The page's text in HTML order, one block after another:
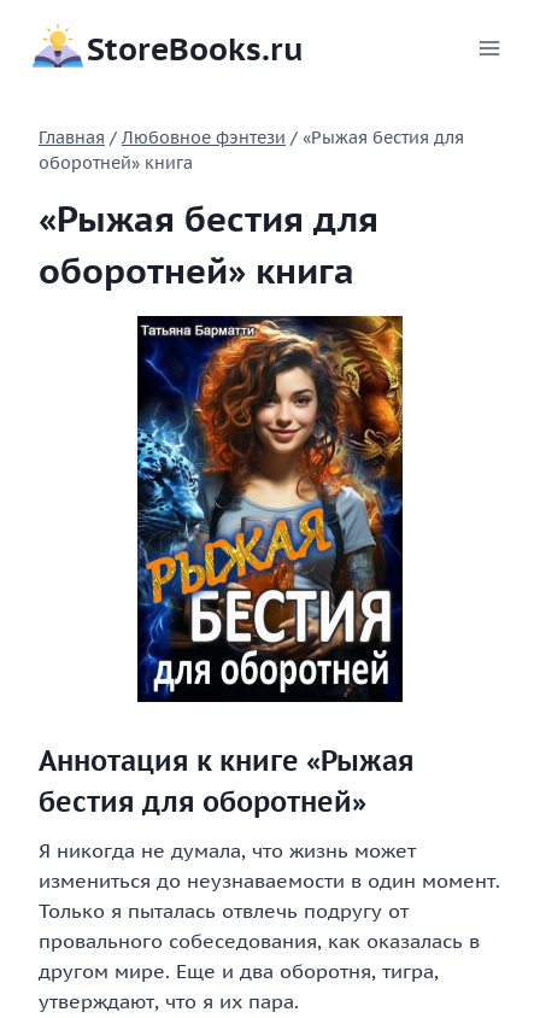
содержимому
StoreBooks.ru
Главная / Любовное фэнтези / «Рыжая бестия для
оборотней» книга
«Рыжая бестия для
оборотней» книга
Аннотация к книге «Рыжая
бестия для оборотней»
Я никогда не думала, что жизнь может
измениться до неузнаваемости в один момент.
Только я пыталась отвлечь подругу от
провального собеседования, как оказалась в
другом мире. Еще и два оборотня, тигра,
утверждают, что я их пара.